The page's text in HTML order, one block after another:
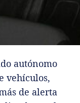
autónomo
vehículos,
de alerta